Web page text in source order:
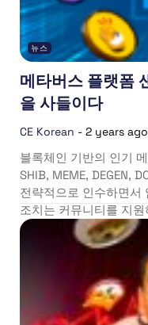
뉴스
메타버스 플랫폼
을 사들이다
CE Korean - 2 years ago
블록체인 기반의 인기
SHIB, MEME, DEGEN,
전략적으로 인수하면서
조치는 커뮤니티를 지